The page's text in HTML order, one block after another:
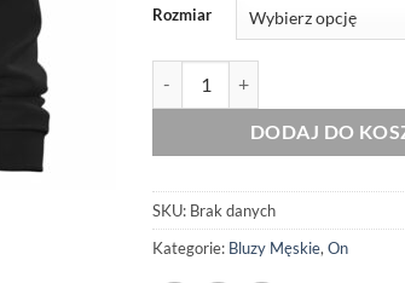
Rozmiar
DODAJ DO
SKU: Brak danych
Kategorie: Bluzy Męskie, On